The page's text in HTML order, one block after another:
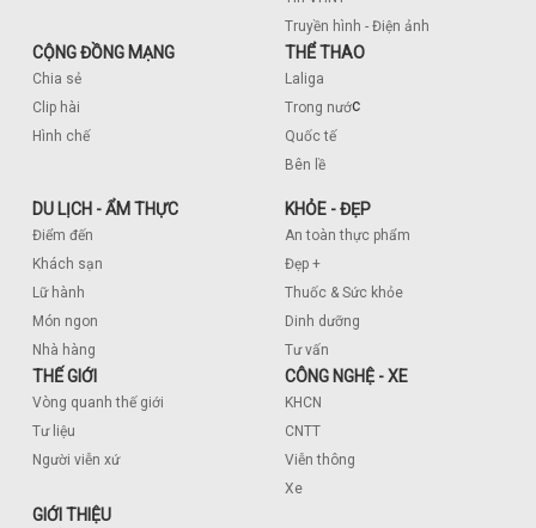
Truyền hình - Điện ảnh
CỘNG ĐỒNG MẠNG
Chia sẻ
Clip hài
Hình chế
THỂ THAO
Laliga
Trong nước
Quốc tế
Bên lề
DU LỊCH - ẨM THỰC
Điểm đến
Khách sạn
Lữ hành
Món ngon
Nhà hàng
KHỎE - ĐẸP
An toàn thực phẩm
Đẹp +
Thuốc & Sức khỏe
Dinh dưỡng
Tư vấn
THẾ GIỚI
Vòng quanh thế giới
Tư liệu
Người viễn xứ
CÔNG NGHỆ - XE
KHCN
CNTT
Viễn thông
Xe
GIỚI THIỆU